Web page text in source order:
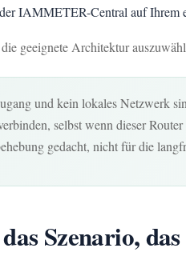
IAMMETER-Central auf Ihrem
geeignete Architektur
und kein lokales Netzwerk
selbst wenn dieser
gedacht, nicht für die
Szenario,